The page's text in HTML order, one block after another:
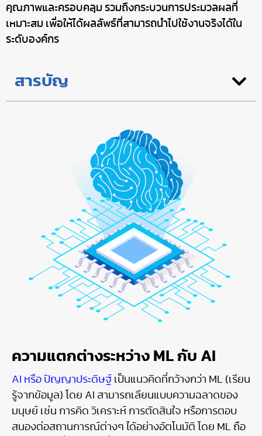
คุณภาพและครอบคลุม รวมถึงกระบวนการประมวลผลที่
เหมาะสม เพื่อให้ได้ผลลัพธ์ที่สามารถนำไปใช้งานจริงได้ใน
ระดับองค์กร
สารบัญ
ความแตกต่างระหว่าง ML กับ AI
AI หรือ ปัญญาประดิษฐ์ เป็นแนวคิดที่กว้างกว่า ML (เรียน
รู้จากข้อมูล) โดย AI สามารถเลียนแบบความฉลาดของ
มนุษย์ เช่น การคิด วิเคราะห์ การตัดสินใจ หรือการตอบ
สนองต่อสถานการณ์ต่างๆ ได้อย่างอัตโนมัติ โดย ML ถือ